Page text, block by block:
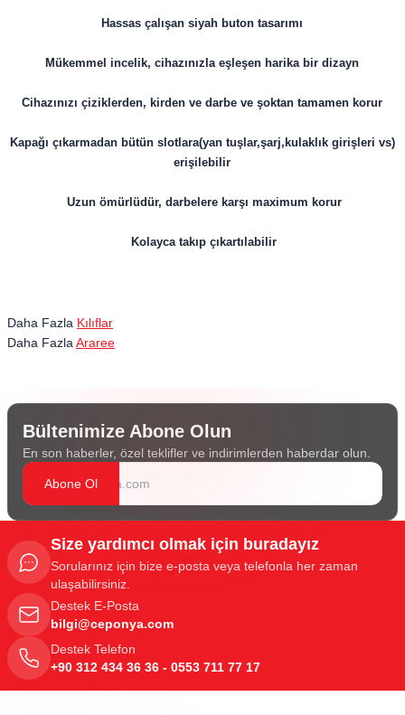
Hassas çalışan siyah buton tasarımı
Mükemmel incelik, cihazınızla eşleşen harika bir dizayn
Cihazınızı çiziklerden, kirden ve darbe ve şoktan tamamen korur
Kapağı çıkarmadan bütün slotlara(yan tuşlar,şarj,kulaklık girişleri vs)
erişilebilir
Uzun ömürlüdür, darbelere karşı maximum korur
Kolayca takıp çıkartılabilir
Daha Fazla Kılıflar
Daha Fazla Araree
Bültenimize Abone Olun
En son haberler, özel teklifler ve indirimlerden haberdar olun.
Abone Ol
Size yardımcı olmak için buradayız
Sorularınız için bize e-posta veya telefonla her zaman
ulaşabilirsiniz.
Destek E-Posta
bilgi@ceponya.com
Destek Telefon
+90 312 434 36 36 - 0553 711 77 17